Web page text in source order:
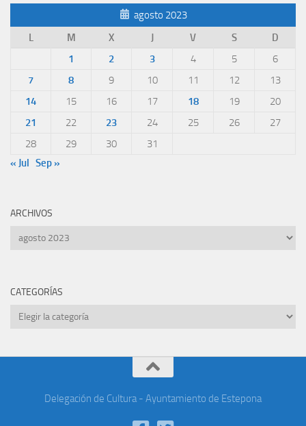
agosto 2023
L
M X J V S
D
1
2 3 4 5
6
7
8 9 10 11 12
13
14
15 16 17 18 19
20
21
22 23 24 25 26
27
28
29 30
31
« Jul Sep »
ARCHIVOS
Archivos
CATEGORÍAS
Categorías
Delegación de Cultura - Ayuntamiento de Estepona